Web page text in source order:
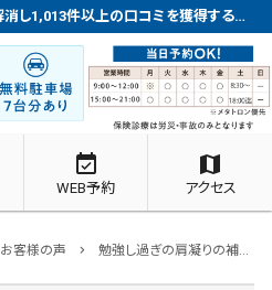
廿日市市で数多くの痛み不調を解消し1,013件以上の口コミを獲得する整体院
event_available
WEB予約
map
アクセス
お客様の声 chevron_right 勉強し過ぎの肩凝りの補助に整体（T大学現役合格おめでとう）